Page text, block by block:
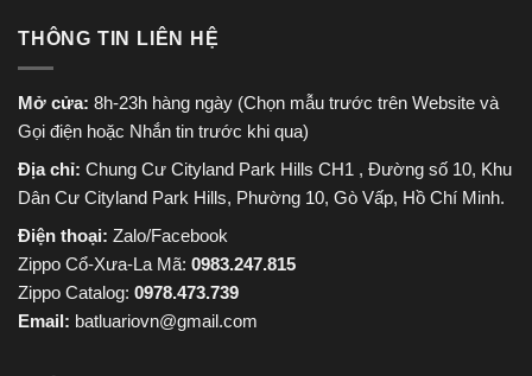
THÔNG TIN LIÊN HỆ
Mở cửa: 8h-23h hàng ngày (Chọn mẫu trước trên Website và
Gọi điện hoặc Nhắn tin trước khi qua)
Địa chỉ: Chung Cư Cityland Park Hills CH1 , Đường số 10, Khu
Dân Cư Cityland Park Hills, Phường 10, Gò Vấp, Hồ Chí Minh.
Điện thoại: Zalo/Facebook
Zippo Cổ-Xưa-La Mã: 0983.247.815
Zippo Catalog: 0978.473.739
Email: batluariovn@gmail.com